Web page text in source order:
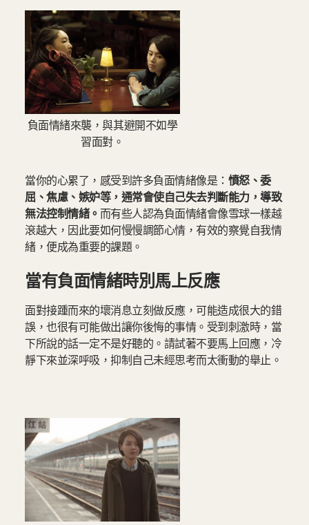
負面情緒來襲，與其避開不如學
習面對。
當你的心累了，感受到許多負面情緒像是： 憤怒、委
屈、焦慮、嫉妒等，通常會使自己失去判斷能力，導致
無法控制情緒。 而有些人認為負面情緒會像雪球一樣越
滾越大，因此要如何慢慢調節心情，有效的察覺自我情
緒，便成為重要的課題。
當有負面情緒時別馬上反應
面對接踵而來的壞消息立刻做反應，可能造成很大的錯
誤，也很有可能做出讓你後悔的事情。受到刺激時，當
下所說的話一定不是好聽的。請試著不要馬上回應，冷
靜下來並深呼吸，抑制自己未經思考而太衝動的舉止。